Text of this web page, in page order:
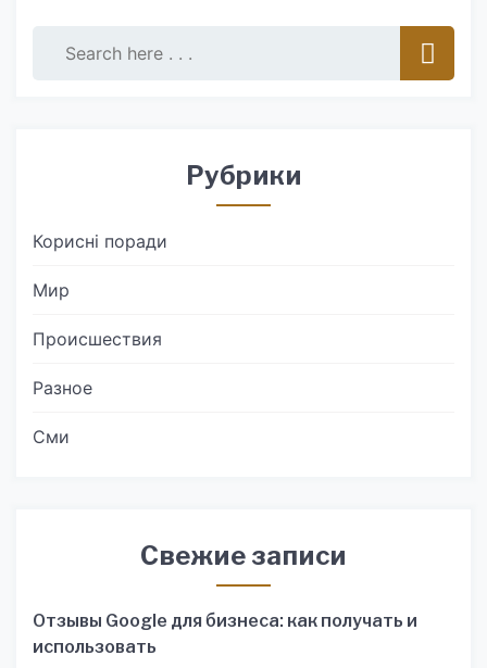
Рубрики
Корисні поради
Мир
Происшествия
Разное
Сми
Свежие записи
Отзывы Google для бизнеса: как получать и
использовать